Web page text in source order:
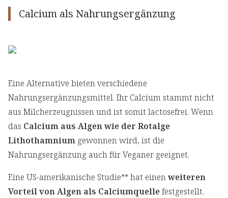
Calcium als Nahrungsergänzung
Eine Alternative bieten verschiedene
Nahrungsergänzungsmittel. Ihr Calcium stammt nicht
aus Milcherzeugnissen und ist somit lactosefrei. Wenn
das Calcium aus Algen wie der Rotalge
Lithothamnium gewonnen wird, ist die
Nahrungsergänzung auch für Veganer geeignet.
Eine US-amerikanische Studie** hat einenweiteren
Vorteil von Algen als Calciumquellefestgestellt.